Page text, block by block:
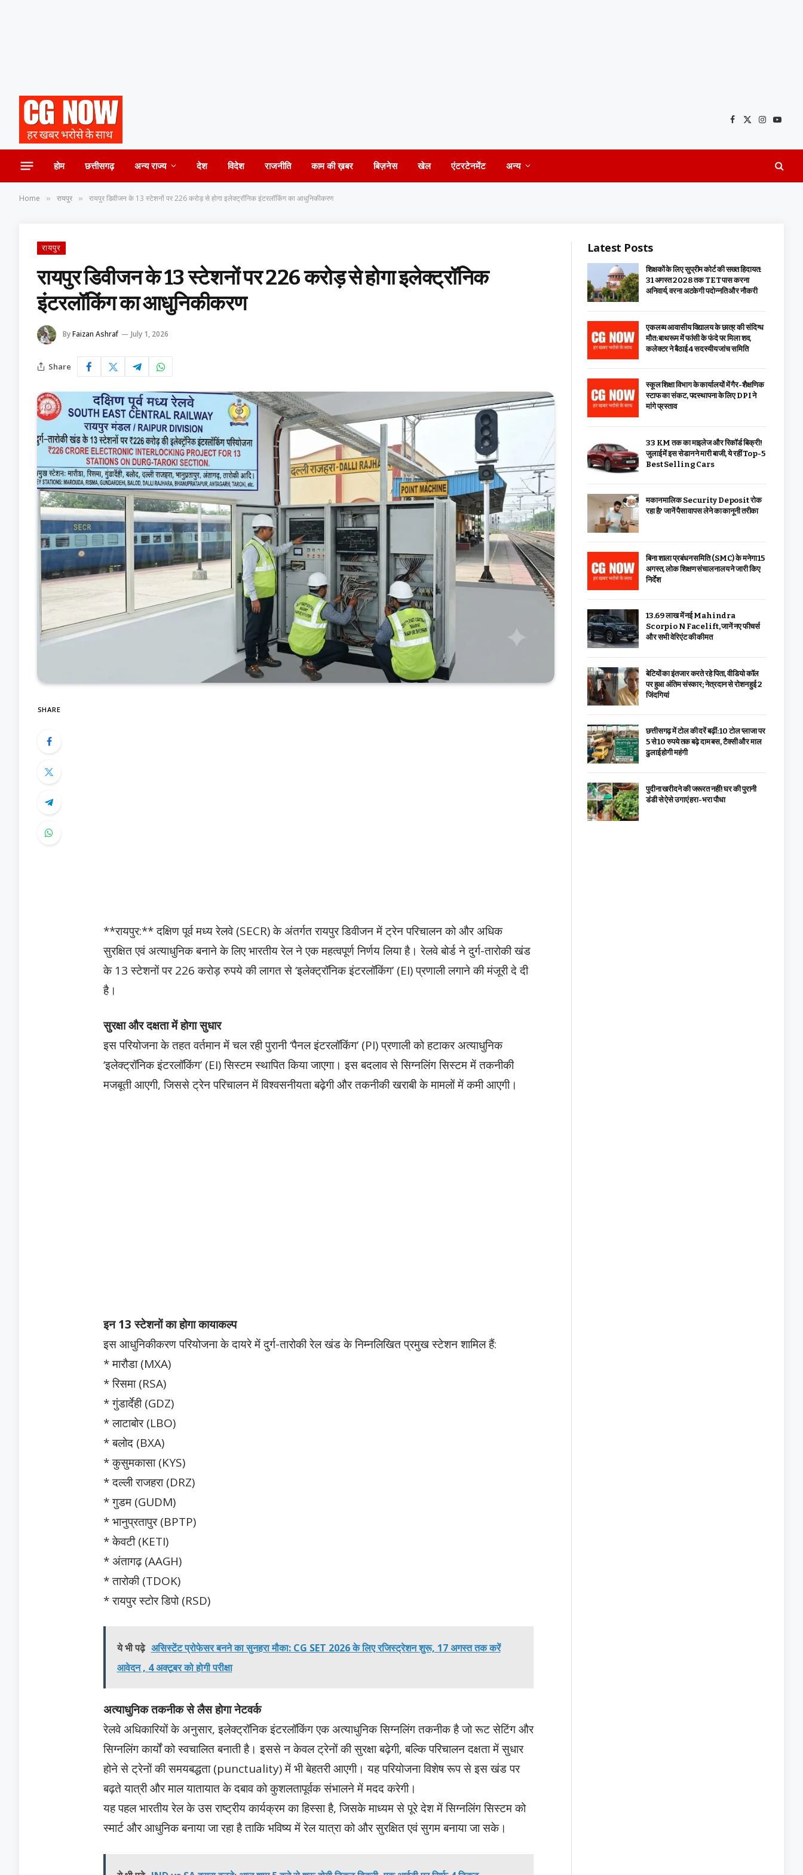
Facebook
X
Instagram
होम छत्तीसगढ़ अन्य राज्य देश विदेश राजनीति काम की ख़बर बिज़नेस खेल एंटरटेनमेंट अन्य
Home » रायपुर » रायपुर डिवीजन के 13 स्टेशनों पर 226 करोड़ से होगा इलेक्ट्रॉनिक इंटरलॉकिंग का आधुनिकीकरण
रायपुर
रायपुर डिवीजन के 13 स्टेशनों पर 226 करोड़ से होगा इलेक्ट्रॉनिक
इंटरलॉकिंग का आधुनिकीकरण
ByFaizan Ashraf July 1, 2026
Share
SHARE
**रायपुर:** दक्षिण पूर्व मध्य रेलवे (SECR) के अंतर्गत रायपुर डिवीजन में ट्रेन परिचालन को और अधिक
सुरक्षित एवं अत्याधुनिक बनाने के लिए भारतीय रेल ने एक महत्वपूर्ण निर्णय लिया है। रेलवे बोर्ड ने दुर्ग-तारोकी खंड
के 13 स्टेशनों पर 226 करोड़ रुपये की लागत से ‘इलेक्ट्रॉनिक इंटरलॉकिंग’ (EI) प्रणाली लगाने की मंजूरी दे दी
है।
सुरक्षा और दक्षता में होगा सुधार
इस परियोजना के तहत वर्तमान में चल रही पुरानी ‘पैनल इंटरलॉकिंग’ (PI) प्रणाली को हटाकर अत्याधुनिक
‘इलेक्ट्रॉनिक इंटरलॉकिंग’ (EI) सिस्टम स्थापित किया जाएगा। इस बदलाव से सिग्नलिंग सिस्टम में तकनीकी
मजबूती आएगी, जिससे ट्रेन परिचालन में विश्वसनीयता बढ़ेगी और तकनीकी खराबी के मामलों में कमी आएगी।
इन 13 स्टेशनों का होगा कायाकल्प
इस आधुनिकीकरण परियोजना के दायरे में दुर्ग-तारोकी रेल खंड के निम्नलिखित प्रमुख स्टेशन शामिल हैं:
* मारौडा (MXA)
* रिसमा (RSA)
* गुंडार्देही (GDZ)
* लाटाबोर (LBO)
* बलोद (BXA)
* कुसुमकासा (KYS)
* दल्ली राजहरा (DRZ)
* गुडम (GUDM)
* भानुप्रतापुर (BPTP)
* केवटी (KETI)
* अंतागढ़ (AAGH)
* तारोकी (TDOK)
* रायपुर स्टोर डिपो (RSD)
ये भी पढ़े असिस्टेंट प्रोफेसर बनने का सुनहरा मौका: CG SET 2026 के लिए रजिस्ट्रेशन शुरू, 17 अगस्त तक करें
आवेदन , 4 अक्टूबर को होगी परीक्षा
अत्याधुनिक तकनीक से लैस होगा नेटवर्क
रेलवे अधिकारियों के अनुसार, इलेक्ट्रॉनिक इंटरलॉकिंग एक अत्याधुनिक सिग्नलिंग तकनीक है जो रूट सेटिंग और
सिग्नलिंग कार्यों को स्वचालित बनाती है। इससे न केवल ट्रेनों की सुरक्षा बढ़ेगी, बल्कि परिचालन दक्षता में सुधार
होने से ट्रेनों की समयबद्धता (punctuality) में भी बेहतरी आएगी। यह परियोजना विशेष रूप से इस खंड पर
बढ़ते यात्री और माल यातायात के दबाव को कुशलतापूर्वक संभालने में मदद करेगी।
यह पहल भारतीय रेल के उस राष्ट्रीय कार्यक्रम का हिस्सा है, जिसके माध्यम से पूरे देश में सिग्नलिंग सिस्टम को
स्मार्ट और आधुनिक बनाया जा रहा है ताकि भविष्य में रेल यात्रा को और सुरक्षित एवं सुगम बनाया जा सके।
Latest Posts
शिक्षकों के लिए सुप्रीम कोर्ट की सख्त हिदायत:
31 अगस्त 2028 तक TET पास करना
अनिवार्य, वरना अटकेगी पदोन्नति और नौकरी
एकलव्य आवासीय विद्यालय के छात्र की संदिग्ध
मौत: बाथरूम में फांसी के फंदे पर मिला शव,
कलेक्टर ने बैठाई 4 सदस्यीय जांच समिति
स्कूल शिक्षा विभाग के कार्यालयों में गैर-शैक्षणिक
स्टाफ का संकट, पदस्थापना के लिए DPI ने
मांगे प्रस्ताव
33 KM तक का माइलेज और रिकॉर्ड बिक्री!
जुलाई में इस सेडान ने मारी बाजी, ये रहीं Top-5
Best Selling Cars
मकान मालिक Security Deposit रोक
रहा है? जानें पैसा वापस लेने का कानूनी तरीका
बिना शाला प्रबंधन समिति (SMC) के मनेगा 15
अगस्त, लोक शिक्षण संचालनालय ने जारी किए
निर्देश
₹13.69 लाख में नई Mahindra
Scorpio N Facelift, जानें नए फीचर्स
और सभी वेरिएंट की कीमत
बेटियों का इंतजार करते रहे पिता, वीडियो कॉल
पर हुआ अंतिम संस्कार; नेत्रदान से रोशन हुई 2
जिंदगियां
छत्तीसगढ़ में टोल की दरें बढ़ीं: 10 टोल प्लाजा पर
5 से 10 रुपये तक बढ़े दाम बस, टैक्सी और माल
ढुलाई होगी महंगी
पुदीना खरीदने की जरूरत नहीं! घर की पुरानी
डंडी से ऐसे उगाएं हरा-भरा पौधा